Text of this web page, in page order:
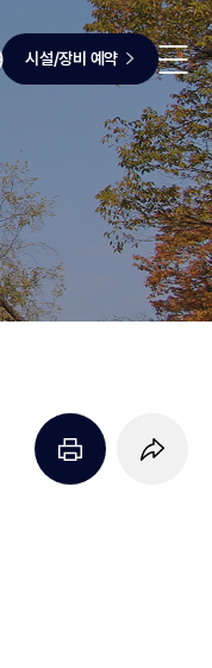
시설/장비 예약